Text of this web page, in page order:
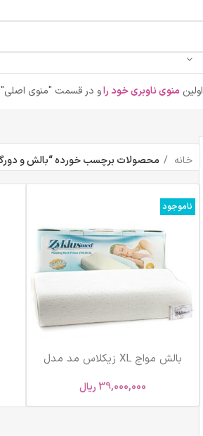
اولین منوی ناوبری خود راو در قسمت "منوی اصلی"
خانه محصولات برچسب خورده “بالش و
ناموجود
بالش مواج XL زیکلاس مد مدل
39,000,000 ریال